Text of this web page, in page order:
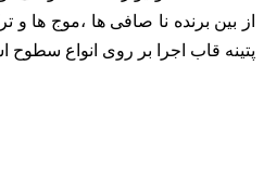
از بین برنده نا صافی ها ،موج ها و
پتینه قاب اجرا بر روی انواع سطوح